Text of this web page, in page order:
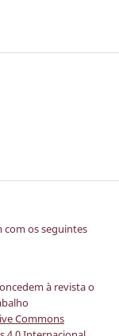
com os seguintes
à revista o
Commons